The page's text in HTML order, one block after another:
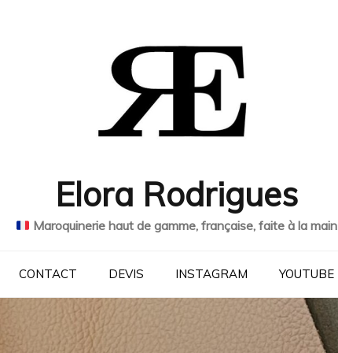
Elora Rodrigues
Maroquinerie haut de gamme, française, faite à la main
CONTACT DEVIS INSTAGRAM YOUTUBE